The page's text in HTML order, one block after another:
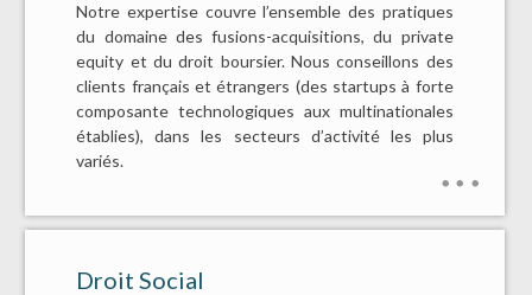
Notre expertise couvre l’ensemble des pratiques
du domaine des fusions-acquisitions, du private
equity et du droit boursier. Nous conseillons des
clients français et étrangers (des startups à forte
composante technologiques aux multinationales
établies), dans les secteurs d’activité les plus
variés.
Droit Social